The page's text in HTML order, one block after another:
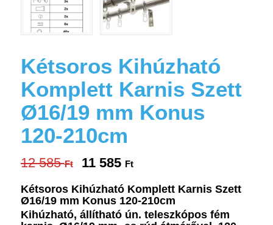
Kétsoros Kihúzható
Komplett Karnis Szett
Ø16/19 mm Konus
120-210cm
12 585Ft
Original
was:
12
585 Ft.
11 585 FtCurrent
is:
11
585 Ft.
Kétsoros Kihúzható Komplett Karnis Szett
Ø16/19 mm Konus 120-210cm
Kihúzható, állítható ún. teleszkópos fém